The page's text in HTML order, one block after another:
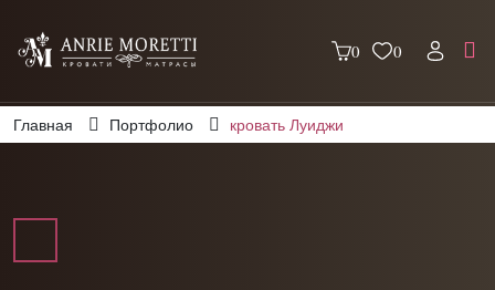
0 0
Главная Портфолио кровать Луиджи